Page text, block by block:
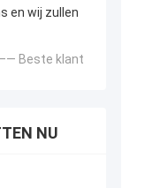
en wij zullen
Beste klant
NU